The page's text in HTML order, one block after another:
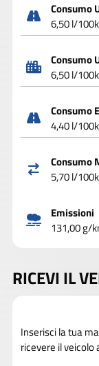
Consumo
6,50 l/
Consumo
6,50 l/
Consumo
4,40 l/
Consumo
5,70 l/
Emissioni
131,00 g/
RICEVI IL
Inserisci la tua
ricevere il veicolo